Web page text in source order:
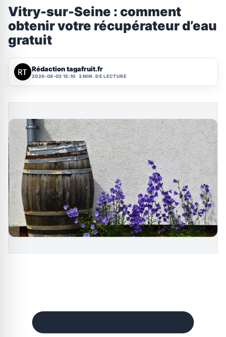
Vitry-sur-Seine : comment
obtenir votre récupérateur d’eau
gratuit
Rédaction tagafruit.fr
2026-08-03 15:10 3 MIN. DE LECTURE